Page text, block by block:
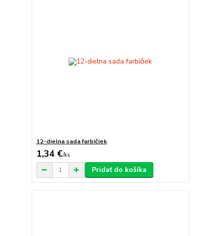
12-dielna sada farbičiek
1,34 €/ks
Pridať do košíka